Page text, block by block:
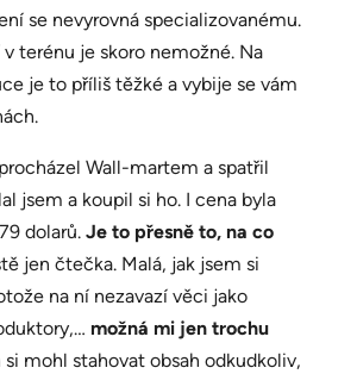
se nevyrovná specializovanému.
terénu je skoro nemožné. Na
je to příliš těžké a vybije se vám
Wall-martem a spatřil
jsem a koupil si ho. I cena byla
dolarů. Je to přesně to, na co
jen čtečka. Malá, jak jsem si
na ní nezavazí věci jako
možná mi jen trochu
si mohl stahovat obsah odkudkoliv,